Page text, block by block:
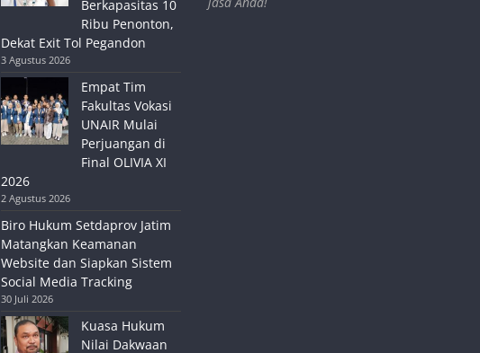
Berkapasitas 10
Ribu Penonton,
Dekat Exit Tol Pegandon
3 Agustus 2026
Empat Tim
Fakultas Vokasi
UNAIR Mulai
Perjuangan di
Final OLIVIA XI
2026
2 Agustus 2026
Biro Hukum Setdaprov Jatim
Matangkan Keamanan
Website dan Siapkan Sistem
Social Media Tracking
30 Juli 2026
Kuasa Hukum
Nilai Dakwaan